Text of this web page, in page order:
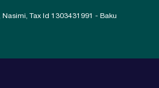
Nasimi, Tax Id 1303431991 - Baku